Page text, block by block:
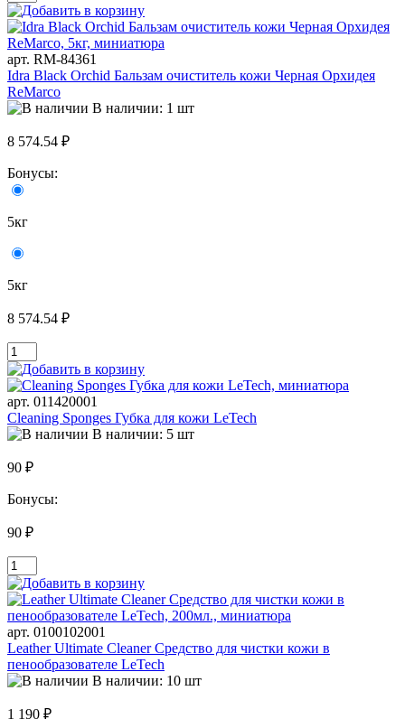
арт. RM-84361
Idra Black Orchid Бальзам очиститель кожи Черная Орхидея
ReMarco
В наличии: 1 шт
8 574.54 ₽
Бонусы:
5кг
5кг
8 574.54 ₽
арт. 011420001
Cleaning Sponges Губка для кожи LeTech
В наличии: 5 шт
90 ₽
Бонусы:
90 ₽
арт. 0100102001
Leather Ultimate Cleaner Средство для чистки кожи в
пенообразователе LeTech
В наличии: 10 шт
1 190 ₽